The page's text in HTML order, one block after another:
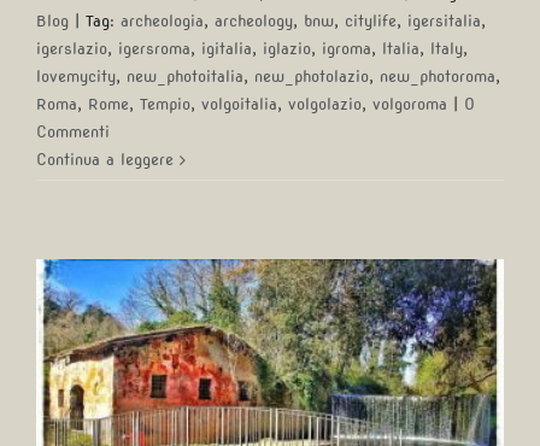
Blog
Tag: archeologia, archeology, bnw, citylife, igersitalia,
igerslazio, igersroma, igitalia, iglazio, igroma, Italia, Italy,
lovemycity, new_photoitalia, new_photolazio, new_photoroma,
Roma, Rome, Tempio, volgoitalia, volgolazio, volgoroma
0
Commenti
Continua a leggere
Ecco la seconda parte del
#reportage fotografico …